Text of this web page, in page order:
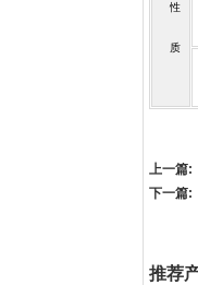
性
质
上一篇:
下一篇:
推荐